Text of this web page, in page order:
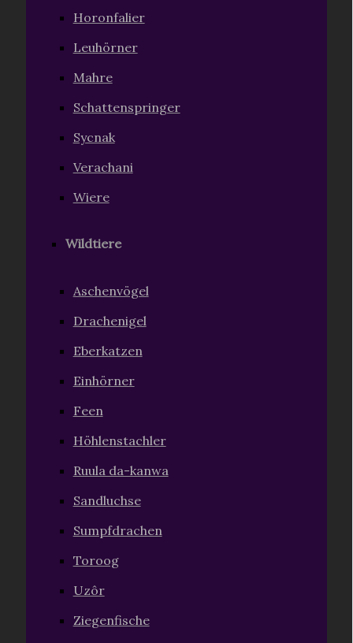
Horonfalier
Leuhörner
Mahre
Schattenspringer
Sycnak
Verachani
Wiere
Wildtiere
Aschenvögel
Drachenigel
Eberkatzen
Einhörner
Feen
Höhlenstachler
Ruula da-kanwa
Sandluchse
Sumpfdrachen
Toroog
Uzôr
Ziegenfische